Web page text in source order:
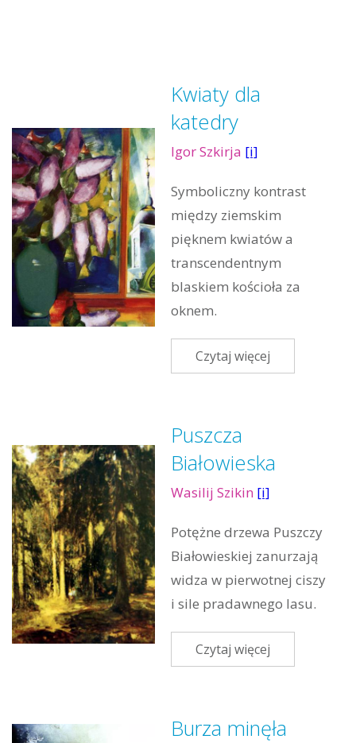
Kwiaty dla
katedry
Igor Szkirja [i]
Symboliczny kontrast
między ziemskim
pięknem kwiatów a
transcendentnym
blaskiem kościoła za
oknem.
Czytaj więcej
Puszcza
Białowieska
Wasilij Szikin [i]
Potężne drzewa Puszczy
Białowieskiej zanurzają
widza w pierwotnej ciszy
i sile pradawnego lasu.
Czytaj więcej
Burza minęła